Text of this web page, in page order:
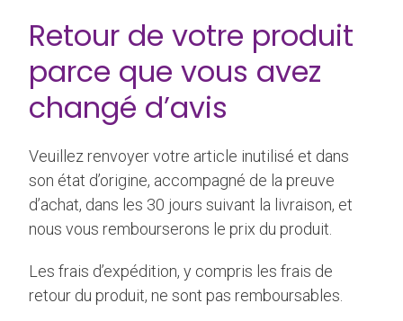
Retour de votre produit
parce que vous avez
changé d’avis
Veuillez renvoyer votre article inutilisé et dans
son état d’origine, accompagné de la preuve
d’achat, dans les 30 jours suivant la livraison, et
nous vous rembourserons le prix du produit.
Les frais d’expédition, y compris les frais de
retour du produit, ne sont pas remboursables.